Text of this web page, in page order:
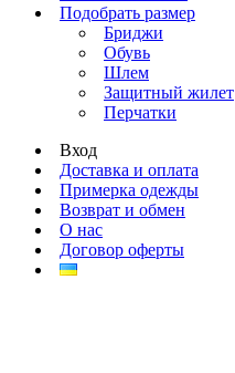
Подобрать размер
Бриджи
Обувь
Шлем
Защитный жилет
Перчатки
Вход
Доставка и оплата
Примерка одежды
Возврат и обмен
О нас
Договор оферты